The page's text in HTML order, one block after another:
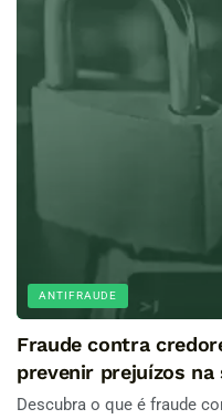
ANTIFRAUDE
Fraude contra
prevenir prejuízos na
Descubra o que é fraude